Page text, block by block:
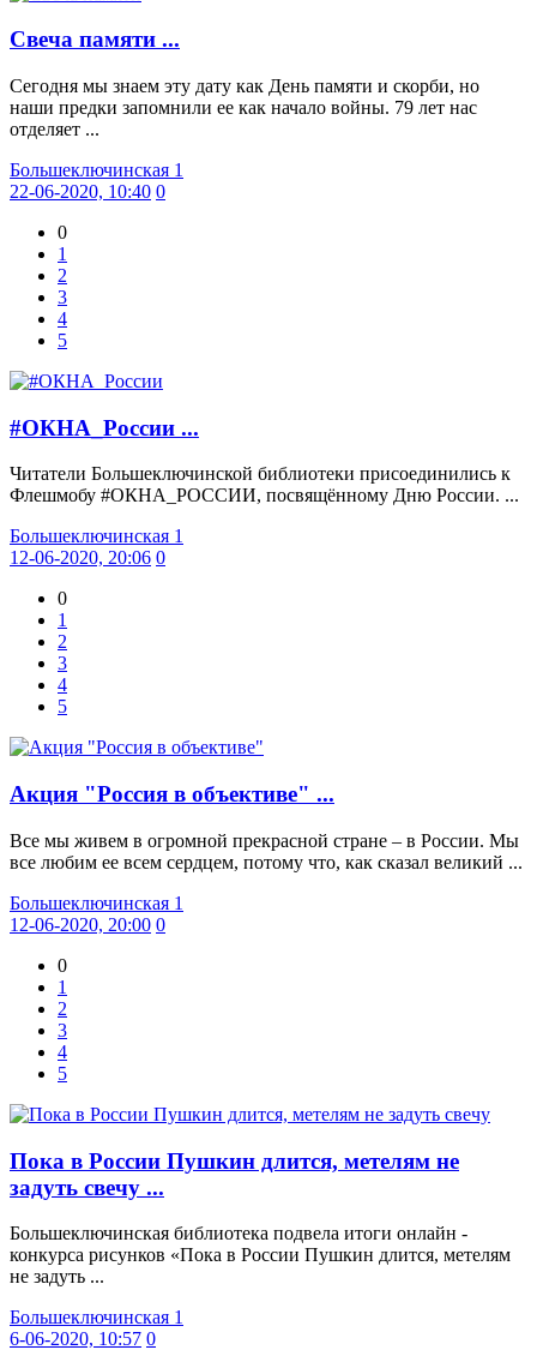
Свеча памяти ...
Сегодня мы знаем эту дату как День памяти и скорби, но
наши предки запомнили ее как начало войны. 79 лет нас
отделяет ...
Большеключинская 1
22-06-2020, 10:40 0
0
1
2
3
4
5
#ОКНА_России ...
Читатели Большеключинской библиотеки присоединились к
Флешмобу #ОКНА_РОССИИ, посвящённому Дню России. ...
Большеключинская 1
12-06-2020, 20:06 0
0
1
2
3
4
5
Акция "Россия в объективе" ...
Все мы живем в огромной прекрасной стране – в России. Мы
все любим ее всем сердцем, потому что, как сказал великий ...
Большеключинская 1
12-06-2020, 20:00 0
0
1
2
3
4
5
Пока в России Пушкин длится, метелям не
задуть свечу ...
Большеключинская библиотека подвела итоги онлайн -
конкурса рисунков «Пока в России Пушкин длится, метелям
не задуть ...
Большеключинская 1
6-06-2020, 10:57 0